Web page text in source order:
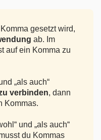
gesetzt wird,
ab. Im
auf ein Komma zu
„als auch“
verbinden, dann
Kommas.
und „als auch“
du Kommas